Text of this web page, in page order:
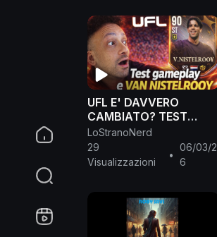
UFL E' DAVVERO
CAMBIATO? TEST
GAMEPLAY E VAN
NISTELROOY BABY!
LoStranoNerd
29
Visualizzazioni
•
06/03/2
6